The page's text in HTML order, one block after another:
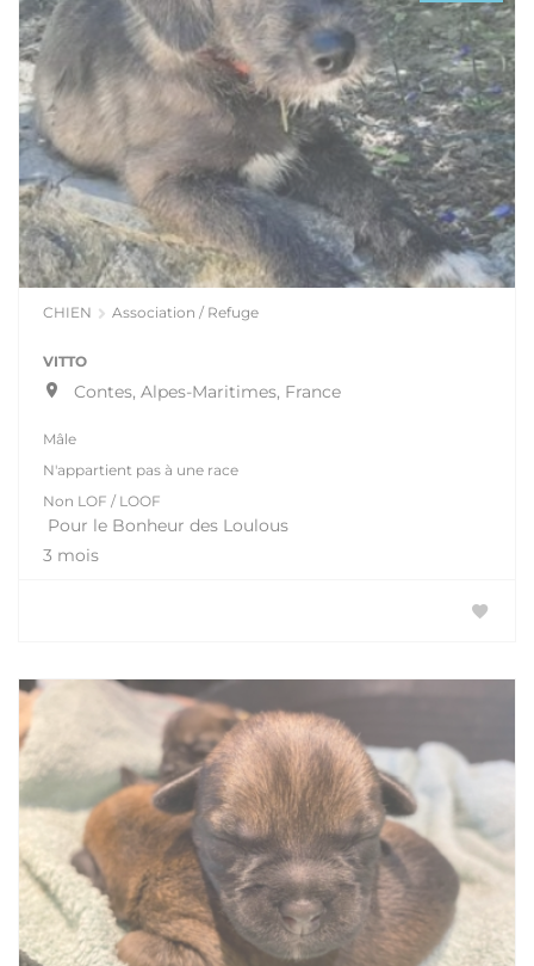
CHIEN Association / Refuge
VITTO
Contes, Alpes-Maritimes, France
Mâle
N'appartient pas à une race
Non LOF / LOOF
Pour le Bonheur des Loulous
3 mois